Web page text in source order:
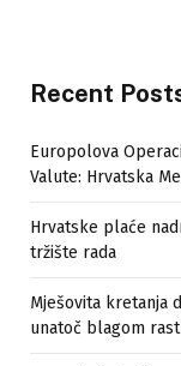
Recent
Europolova
Valute: Hrvatska
Hrvatske plaće
tržište rada
Mješovita kretanja
unatoč blagom